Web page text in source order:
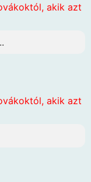
akik azt
akik azt